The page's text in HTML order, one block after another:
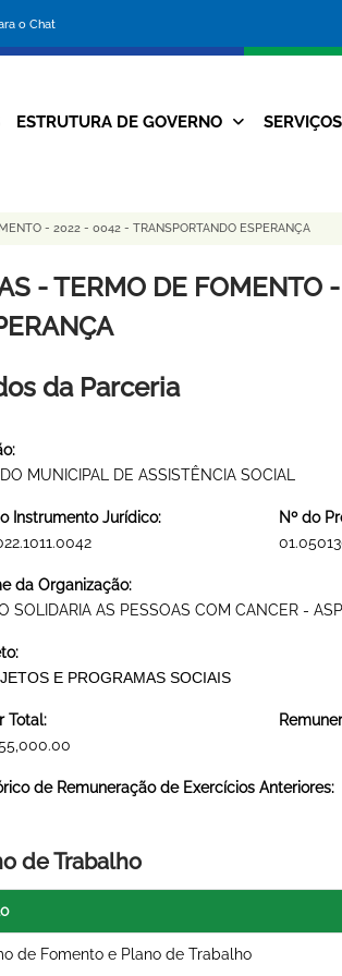
o Chat
da
Prefeitura
Navegação
ESTRUTURA DE GOVERNO SERVIÇOS
- 2022 - 0042 - TRANSPORTANDO ESPERANÇA
- TERMO DE FOMENTO
da Parceria
MUNICIPAL DE ASSISTÊNCIA SOCIAL
Instrumento Jurídico:
Nº do
da Organização:
SOLIDARIA AS PESSOAS COM CANCER -
E PROGRAMAS SOCIAIS
Total:
de Remuneração de Exercícios Anteriores:
de Trabalho
de Fomento e Plano de Trabalho